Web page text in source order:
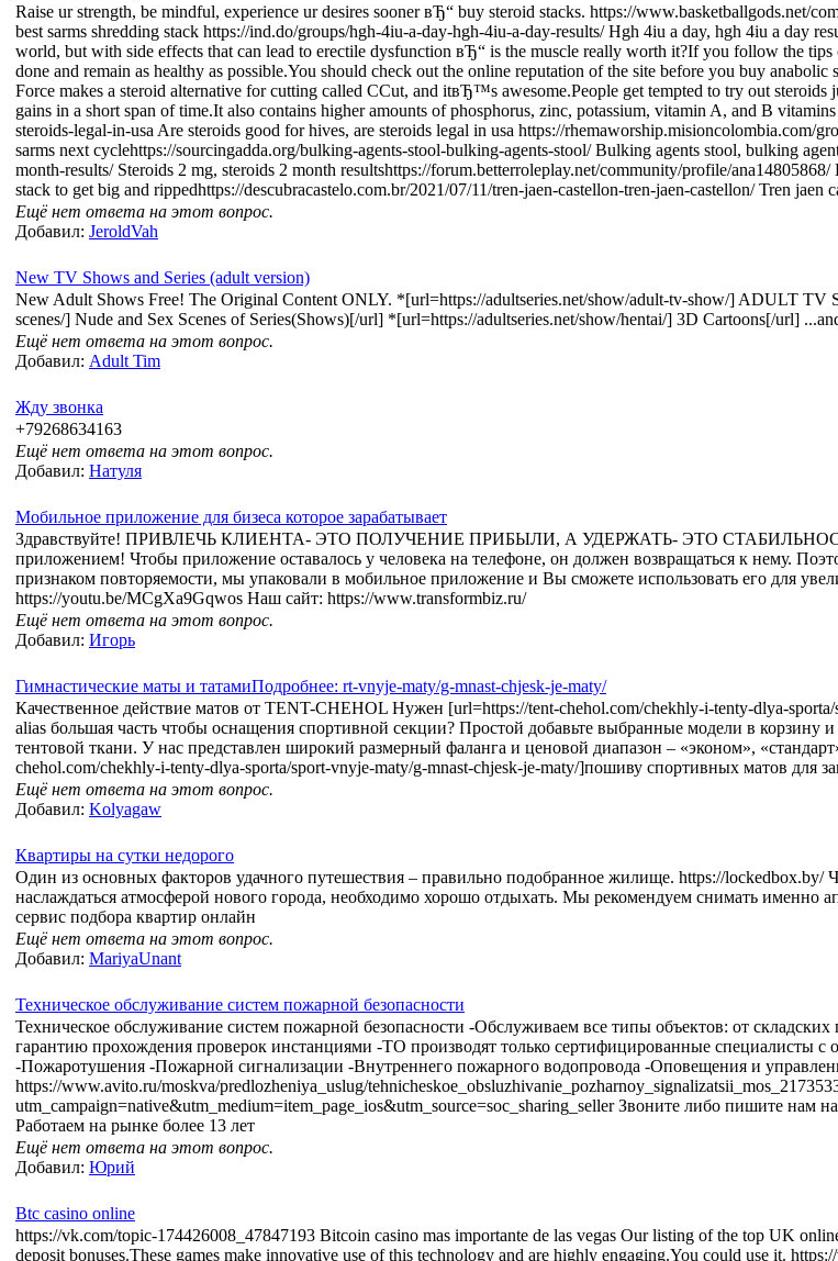
Raise ur strength, be mindful, experience ur desires sooner вЂ“ buy steroid stacks. https://www.basketballgods.net/
best sarms shredding stack https://ind.do/groups/hgh-4iu-a-day-hgh-4iu-a-day-results/ Hgh 4iu a day, hgh 4iu a day
world, but with side effects that can lead to erectile dysfunction вЂ“ is the muscle really worth it?If you follow the
done and remain as healthy as possible.You should check out the online reputation of the site before you buy
Force makes a steroid alternative for cutting called CCut, and itвЂ™s awesome.People get tempted to try out steroids
gains in a short span of time.It also contains higher amounts of phosphorus, zinc, potassium, vitamin A, and B
steroids-legal-in-usa Are steroids good for hives, are steroids legal in usa https://rhemaworship.misioncolombia.com/
sarms next cyclehttps://sourcingadda.org/bulking-agents-stool-bulking-agents-stool/ Bulking agents stool, bulking
month-results/ Steroids 2 mg, steroids 2 month resultshttps://forum.betterroleplay.net/community/profile/
stack to get big and rippedhttps://descubracastelo.com.br/2021/07/11/tren-jaen-castellon-tren-jaen-castellon/ Tren jaen
Ещё нет ответа на этот вопрос.
Добавил: JeroldVah
New TV Shows and Series (adult version)
New Adult Shows Free! The Original Content ONLY. *[url=https://adultseries.net/show/adult-tv-show/] ADULT TV
scenes/] Nude and Sex Scenes of Series(Shows)[/url] *[url=https://adultseries.net/show/hentai/] 3D Cartoons[/url]
Ещё нет ответа на этот вопрос.
Добавил: Adult Tim
Жду звонка
+79268634163
Ещё нет ответа на этот вопрос.
Добавил: Натуля
Мобильное приложение для бизеса которое зарабатывает
Здравствуйте! ПРИВЛЕЧЬ КЛИЕНТА- ЭТО ПОЛУЧЕНИЕ ПРИБЫЛИ, А УДЕРЖАТЬ- ЭТО
приложением! Чтобы приложение оставалось у человека на телефоне, он должен возвращаться к нему.
признаком повторяемости, мы упаковали в мобильное приложение и Вы сможете использовать его для
https://youtu.be/MCgXa9Gqwos Наш сайт: https://www.transformbiz.ru/
Ещё нет ответа на этот вопрос.
Добавил: Игорь
Гимнастические маты и татамиПодробнее: rt-vnyje-maty/g-mnast-chjesk-je-maty/
Качественное действие матов от TENT-CHEHOL Нужен [url=https://tent-chehol.com/chekhly-i-tenty-dlya-
alias большая часть чтобы оснащения спортивной секции? Простой добавьте выбранные модели в корзину
тентовой ткани. У нас представлен широкий размерный фаланга и ценовой диапазон – «эконом»,
chehol.com/chekhly-i-tenty-dlya-sporta/sport-vnyje-maty/g-mnast-chjesk-je-maty/]пошиву спортивных матов для
Ещё нет ответа на этот вопрос.
Добавил: Kolyagaw
Квартиры на сутки недорого
Один из основных факторов удачного путешествия – правильно подобранное жилище. https://lockedbox.by/
наслаждаться атмосферой нового города, необходимо хорошо отдыхать. Мы рекомендуем снимать именно
сервис подбора квартир онлайн
Ещё нет ответа на этот вопрос.
Добавил: MariyaUnant
Техническое обслуживание систем пожарной безопасности
Техническое обслуживание систем пожарной безопасности -Обслуживаем все типы объектов: от
гарантию прохождения проверок инстанциями -ТО производят только сертифицированные специалисты
-Пожаротушения -Пожарной сигнализации -Внутреннего пожарного водопровода -Оповещения и
https://www.avito.ru/moskva/predlozheniya_uslug/
utm_campaign=native&utm_medium=item_page_ios&utm_source=soc_sharing_seller Звоните либо пишите нам
Работаем на рынке более 13 лет
Ещё нет ответа на этот вопрос.
Добавил: Юрий
Btc casino online
https://vk.com/topic-174426008_47847193 Bitcoin casino mas importante de las vegas Our listing of the top UK
deposit bonuses.These games make innovative use of this technology and are highly engaging.You could use it.